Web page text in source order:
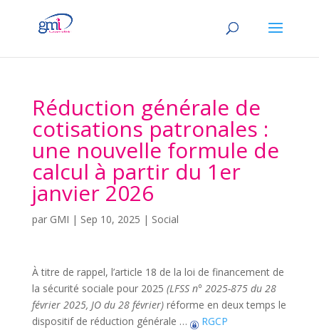
Réduction générale de
cotisations patronales :
une nouvelle formule de
calcul à partir du 1er
janvier 2026
par GMI | Sep 10, 2025 | Social
À titre de rappel, l’article 18 de la loi de financement de
la sécurité sociale pour 2025 (LFSS n° 2025-875 du 28
février 2025, JO du 28 février)réforme en deux temps le
dispositif de réduction générale …
RGCP